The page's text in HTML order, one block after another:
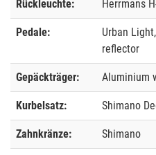
Rückleuchte: Herrmans
Pedale:
Urban
reflector
Gepäckträger: Aluminium
Kurbelsatz: Shimano
Zahnkränze: Shimano